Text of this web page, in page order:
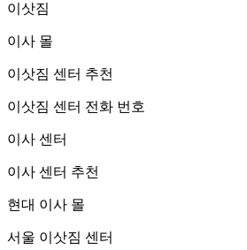
이삿짐
이사 몰
이삿짐 센터 추천
이삿짐 센터 전화 번호
이사 센터
이사 센터 추천
현대 이사 몰
서울 이삿짐 센터